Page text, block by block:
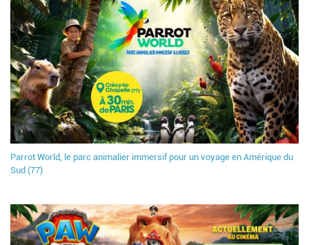
Parrot World, le parc animalier immersif pour un voyage en Amérique du
Sud (77)